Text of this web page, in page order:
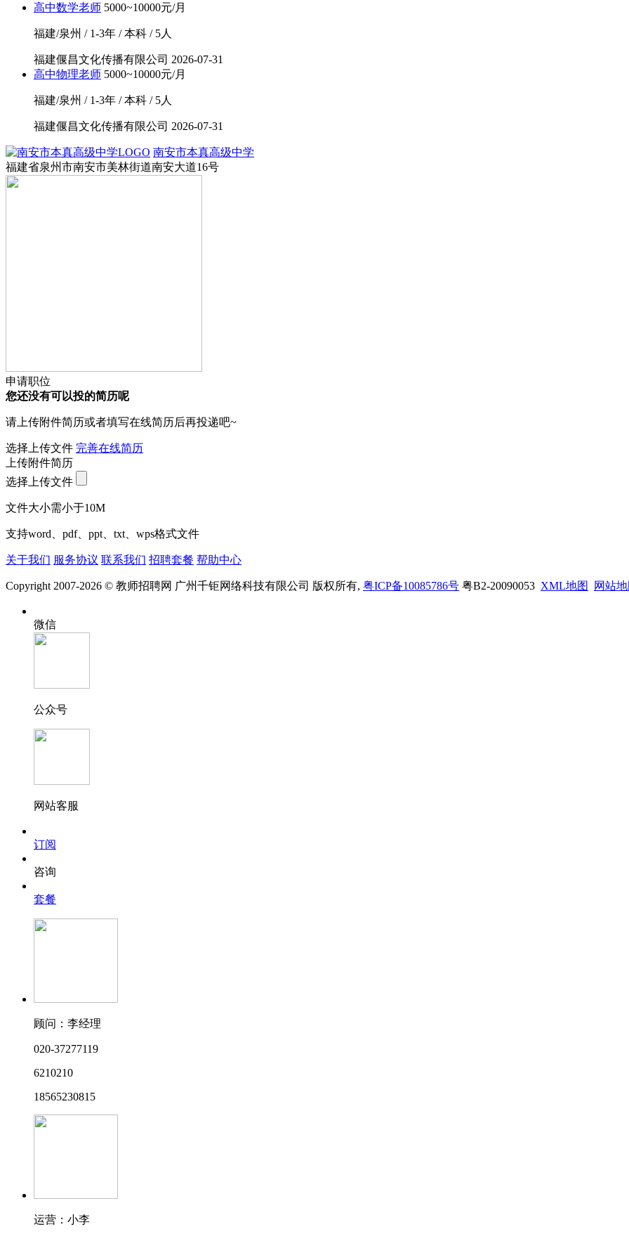
高中数学老师 5000~10000元/月
福建/泉州 / 1-3年 / 本科 / 5人
福建偃昌文化传播有限公司 2026-07-31
高中物理老师 5000~10000元/月
福建/泉州 / 1-3年 / 本科 / 5人
福建偃昌文化传播有限公司 2026-07-31
南安市本真高级中学
福建省泉州市南安市美林街道南安大道16号
申请职位
您还没有可以投的简历呢
请上传附件简历或者填写在线简历后再投递吧~
选择上传文件 完善在线简历
上传附件简历
选择上传文件
文件大小需小于10M
支持word、pdf、ppt、txt、wps格式文件
关于我们 服务协议 联系我们 招聘套餐 帮助中心
Copyright 2007-2026 © 教师招聘网 广州千钜网络科技有限公司 版权所有, 粤ICP备10085786号 粤B2-20090053 XML地图 网站
微信
公众号
网站客服
订阅
咨询
套餐
顾问：李经理
020-37277119
6210210
18565230815
运营：小李